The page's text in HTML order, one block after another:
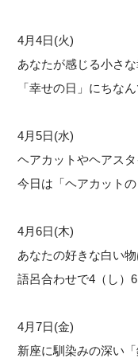
4月4日(火)
あなたが感じる小さな
「幸せの日」にちなん
4月5日(水)
ヘアカットやヘアス
今日は「ヘアカットの
4月6日(木)
あなたの好きな白い物
語呂合わせで4（し）
4月7日(金)
新座に馴染みの深い